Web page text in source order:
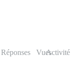
Réponses VuesActivité